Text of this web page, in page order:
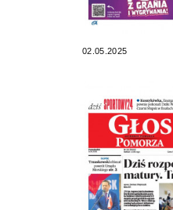
02.05.2025